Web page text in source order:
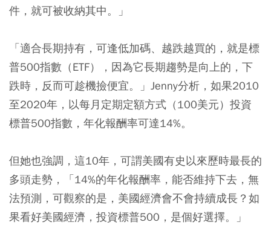
件，就可被收納其中。」
「適合長期持有，可逢低加碼、越跌越買的，就是標
普500指數（ETF），因為它長期趨勢是向上的，下
跌時，反而可趁機撿便宜。」Jenny分析，如果2010
至2020年，以每月定期定額方式（100美元）投資
標普500指數，年化報酬率可達14%。
但她也強調，這10年，可謂美國有史以來歷時最長的
多頭走勢，「14%的年化報酬率，能否維持下去，無
法預測，可觀察的是，美國經濟會不會持續成長？如
果看好美國經濟，投資標普500，是個好選擇。」